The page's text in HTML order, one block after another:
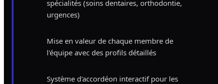
spécialités (soins dentaires, orthodontie,
urgences)
Mise en valeur de chaque membre de
l'équipe avec des profils détaillés
Système d'accordéon interactif pour les